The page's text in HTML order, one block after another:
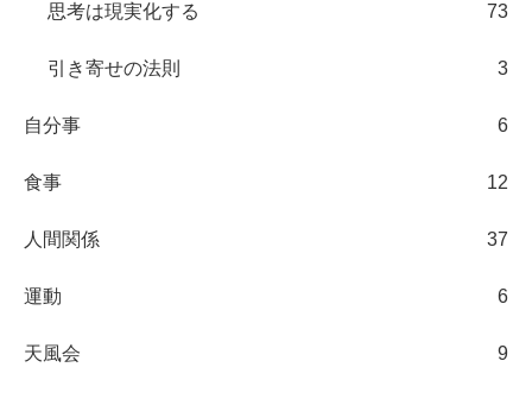
思考は現実化する 73
引き寄せの法則 3
自分事 6
食事 12
人間関係 37
運動 6
天風会 9